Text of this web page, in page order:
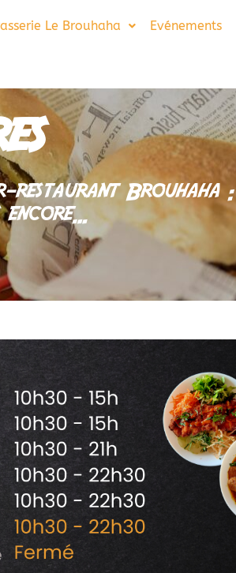
Le Brouhaha Evénements
restaurant Brouhaha :
encore…